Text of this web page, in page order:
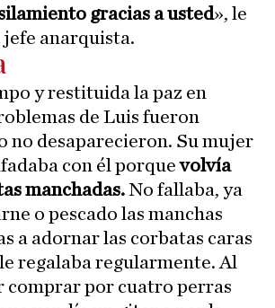
gracias a usted», le
anarquista.
y restituida la paz en
de Luis fueron
no desaparecieron. Su mujer
con él porquevolvía
manchadas.No fallaba, ya
o pescado las manchas
a adornar las corbatas caras
regalaba regularmente. Al
comprar por cuatro perras